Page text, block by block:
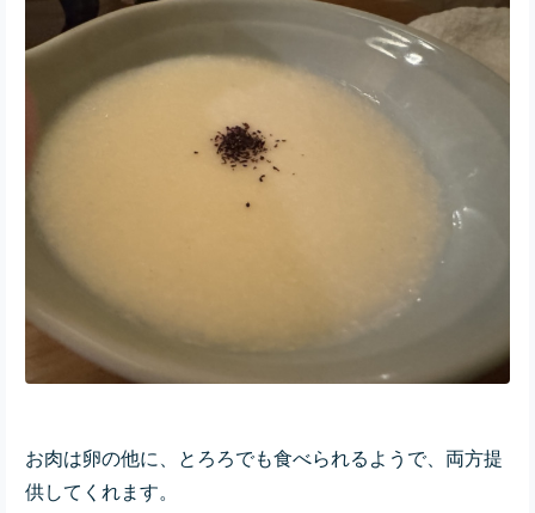
お肉は卵の他に、とろろでも食べられるようで、両方提
供してくれます。